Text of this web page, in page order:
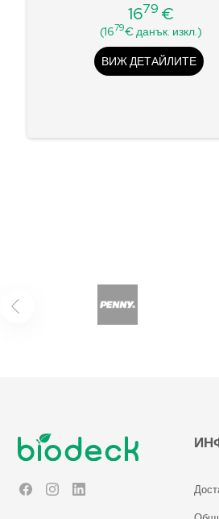
Цена
1679 €
(1679€ данък. изкл.)
ВИЖ ДЕТАЙЛИТЕ
FacebookInstagram